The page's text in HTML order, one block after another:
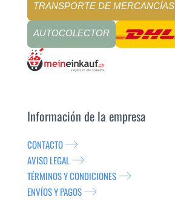
TRANSPORTE DE MERCANCÍAS
AUTOCOLECTOR
Información de la empresa
CONTACTO
AVISO LEGAL
TÉRMINOS Y CONDICIONES
ENVÍOS Y PAGOS